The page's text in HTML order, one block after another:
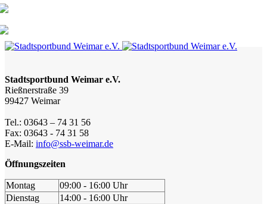
Stadtsportbund Weimar e.V.
Rießnerstraße 39
99427 Weimar
Tel.: 03643 – 74 31 56
Fax: 03643 - 74 31 58
E-Mail: info@ssb-weimar.de
Öffnungszeiten
Montag
09:00 - 16:00 Uhr
Dienstag
14:00 - 16:00 Uhr